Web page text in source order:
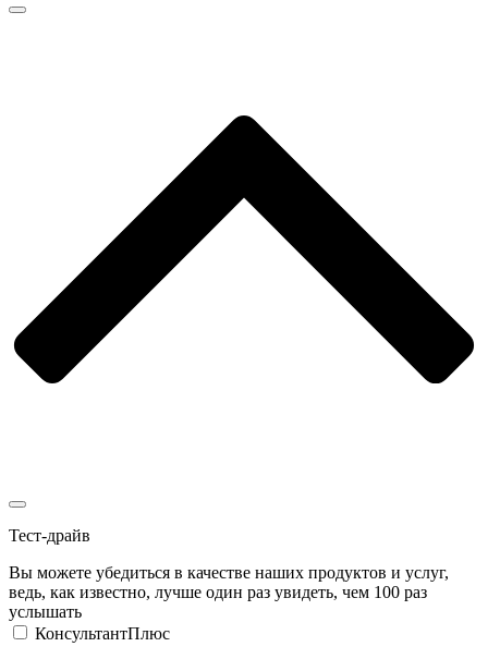
Тест-драйв
Вы можете убедиться в качестве наших продуктов и услуг,
ведь, как известно, лучше один раз увидеть, чем 100 раз
услышать
КонсультантПлюс